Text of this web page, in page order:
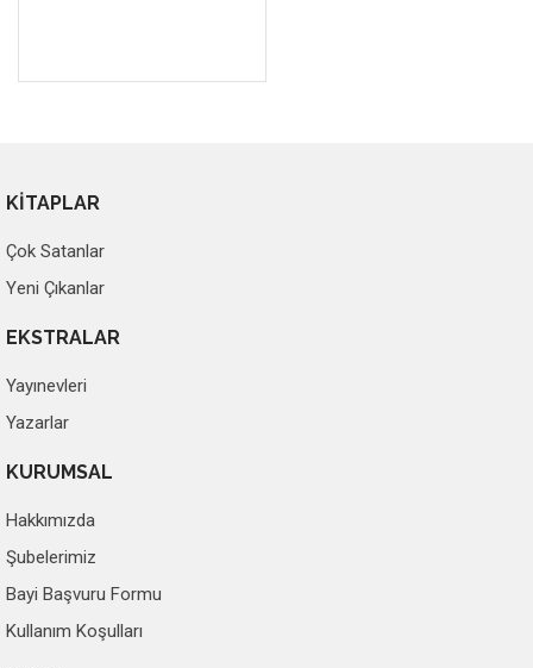
KİTAPLAR
Çok Satanlar
Yeni Çıkanlar
EKSTRALAR
Yayınevleri
Yazarlar
KURUMSAL
Hakkımızda
Şubelerimiz
Bayi Başvuru Formu
Kullanım Koşulları